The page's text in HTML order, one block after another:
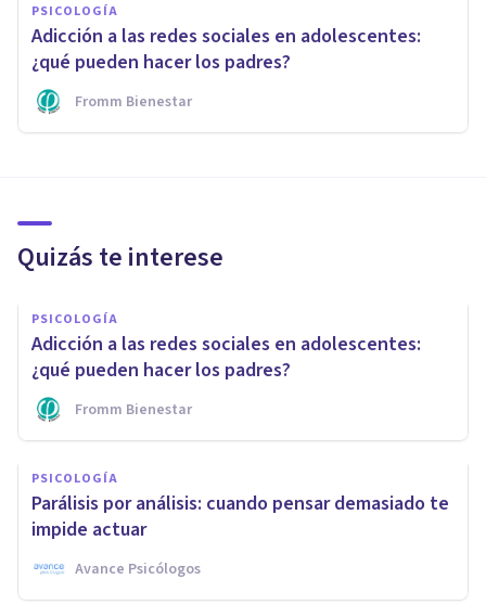
PSICOLOGÍA
Adicción a las redes sociales en adolescentes:
¿qué pueden hacer los padres?
Fromm Bienestar
Quizás te interese
PSICOLOGÍA
Adicción a las redes sociales en adolescentes:
¿qué pueden hacer los padres?
Fromm Bienestar
PSICOLOGÍA
Parálisis por análisis: cuando pensar demasiado te
impide actuar
Avance Psicólogos